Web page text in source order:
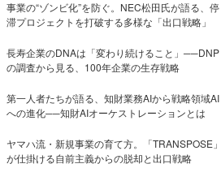
事業の“ゾンビ化”を防ぐ。NEC松田氏が語る、停
滞プロジェクトを打破する多様な「出口戦略」
長寿企業のDNAは「変わり続けること」──DNP
の調査から見る、100年企業の生存戦略
第一人者たちが語る、知財業務AIから戦略領域AI
への進化──知財AIオーケストレーションとは
ヤマハ流・新規事業の育て方。「TRANSPOSE」
が仕掛ける自前主義からの脱却と出口戦略